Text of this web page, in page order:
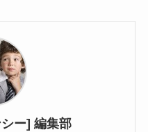
ー] 編集部